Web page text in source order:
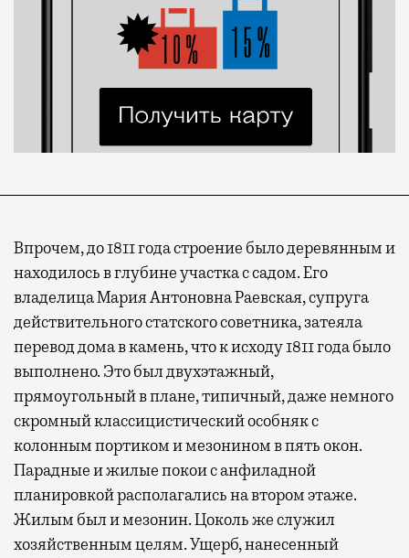
Впрочем, до 1811 года строение было деревянным и
находилось в глубине участка с садом. Его
владелица Мария Антоновна Раевская, супруга
действительного статского советника, затеяла
перевод дома в камень, что к исходу 1811 года было
выполнено. Это был двухэтажный,
прямоугольный в плане, типичный, даже немного
скромный классицистический особняк с
колонным портиком и мезонином в пять окон.
Парадные и жилые покои с анфиладной
планировкой располагались на втором этаже.
Жилым был и мезонин. Цоколь же служил
хозяйственным целям. Ущерб, нанесенный